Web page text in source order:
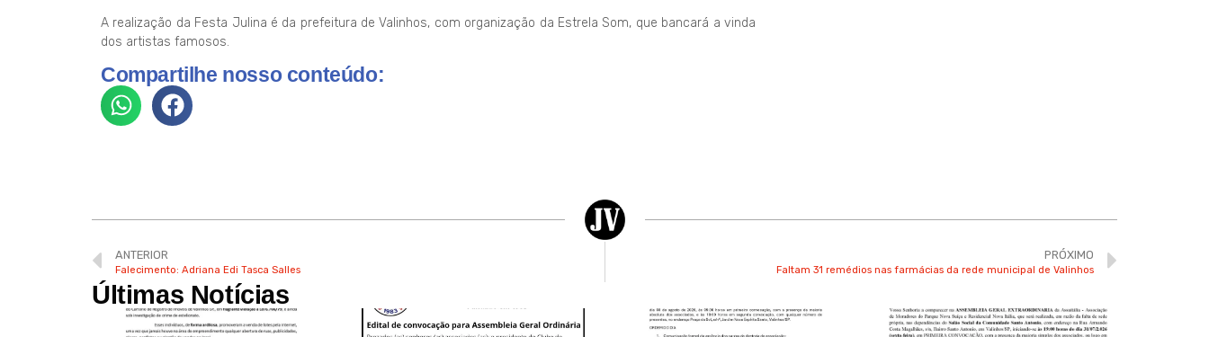
A realização da Festa Julina é da prefeitura de Valinhos, com organização da Estrela Som, que bancará a vinda
dos artistas famosos.
Compartilhe nosso conteúdo:
ANTERIOR
Falecimento: Adriana Edi Tasca Salles
PRÓXIMO
Faltam 31 remédios nas farmácias da rede municipal de Valinhos
Últimas Notícias